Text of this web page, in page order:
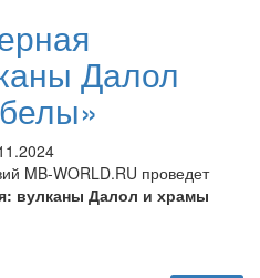
Далол
MB-WORLD.RU проведет
вулканы Далол и храмы